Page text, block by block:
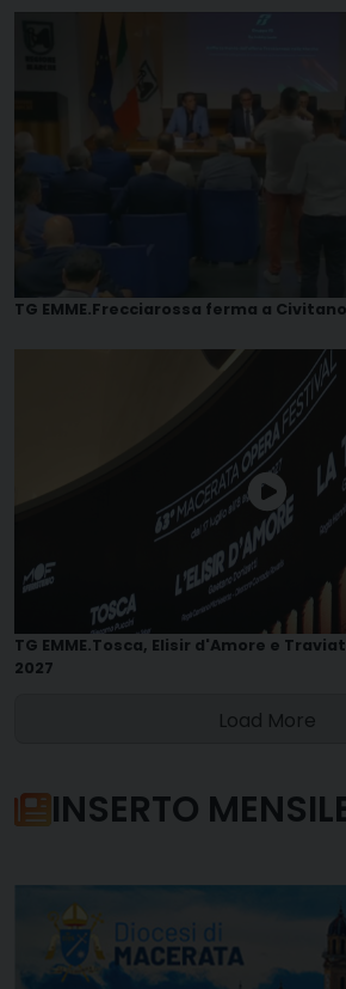
TG EMME.Frecciarossa ferma a
TG EMME.Tosca, Elisir d'Amore e
2027
Load More
INSERTO